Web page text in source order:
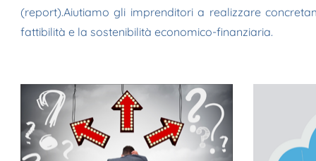
(report).Aiutiamo gli imprenditori a realizzare
fattibilità e la sostenibilità economico-finanziaria.